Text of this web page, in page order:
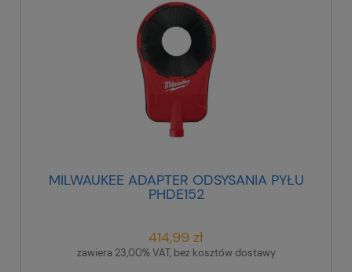
MILWAUKEE ADAPTER ODSYSANIA PYŁU
PHDE152
414,99 zł
zawiera 23,00% VAT, bez kosztów dostawy